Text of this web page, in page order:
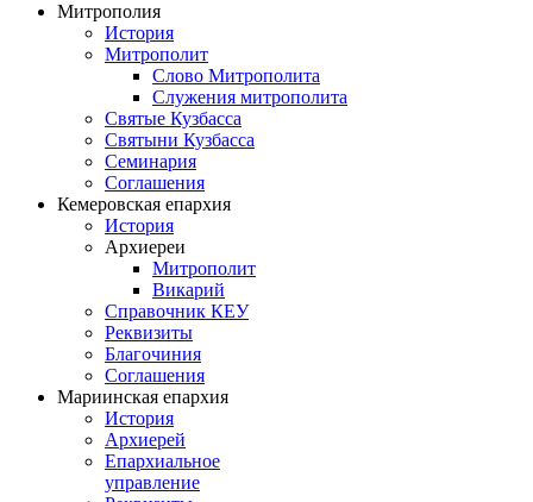
Митрополия
История
Митрополит
Слово Митрополита
Служения митрополита
Святые Кузбасса
Святыни Кузбасса
Семинария
Соглашения
Кемеровская епархия
История
Архиереи
Митрополит
Викарий
Справочник КЕУ
Реквизиты
Благочиния
Соглашения
Мариинская епархия
История
Архиерей
Епархиальное
управление